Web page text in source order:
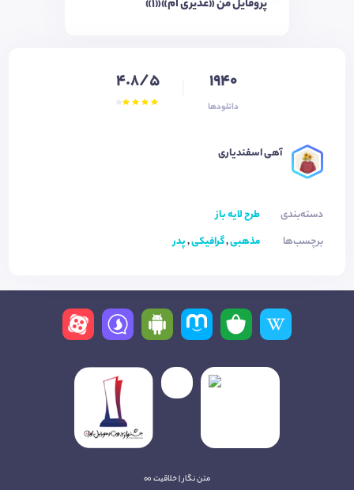
پروفایل من «غدیری ام»«1»
1940
دانلودها
4.8/5
آهی اسفندیاری
دسته‌بندی
طرح لایه باز
برچسب‌ها
مذهبی,گرافیکی,پدر
متن نگار | خلاقیت ∞